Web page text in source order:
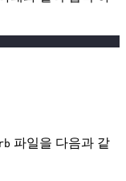
파일을 다음과 같